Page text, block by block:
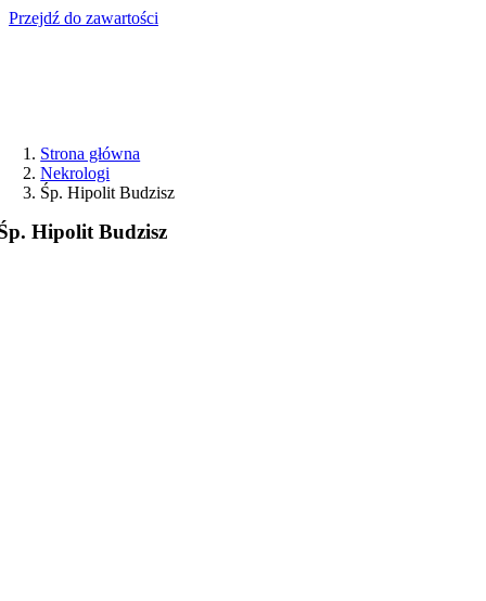
Przejdź do zawartości
Strona główna
Nekrologi
Śp. Hipolit Budzisz
Hipolit Budzisz